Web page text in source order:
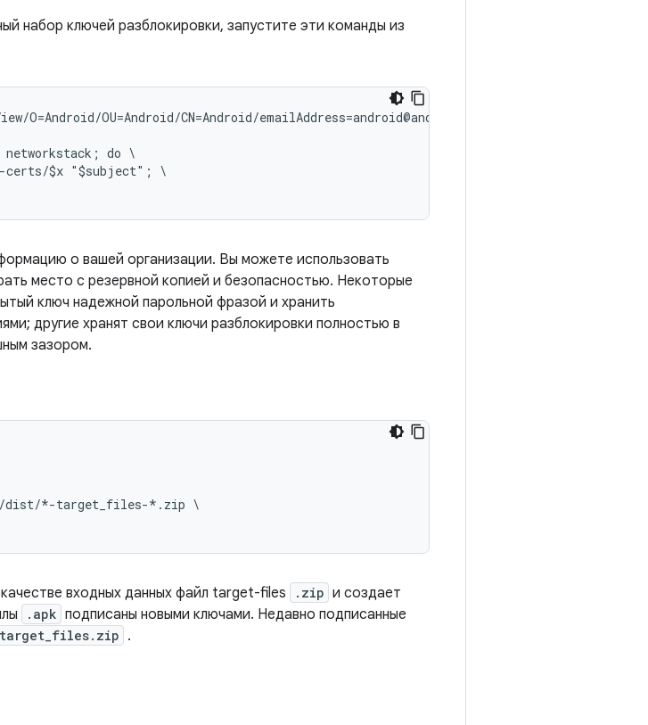
набор ключей разблокировки, запустите эти команды из
O=Android/OU=Android/CN=Android/emailAddress=android@android.com'
do \
certs/$x "$subject"; \
о вашей организации. Вы можете использовать
место с резервной копией и безопасностью. Некоторые
ключ надежной парольной фразой и хранить
другие хранят свои ключи разблокировки полностью в
зазором.
dist/*-target_files-*.zip \
входных данных файл target-files .zip и создает
.apk подписаны новыми ключами. Недавно подписанные
.